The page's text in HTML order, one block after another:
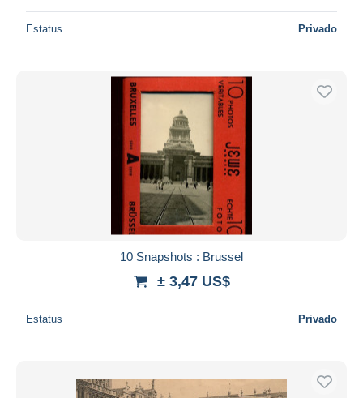
Estatus Privado
10 Snapshots : Brussel
± 3,47 US$
Estatus Privado